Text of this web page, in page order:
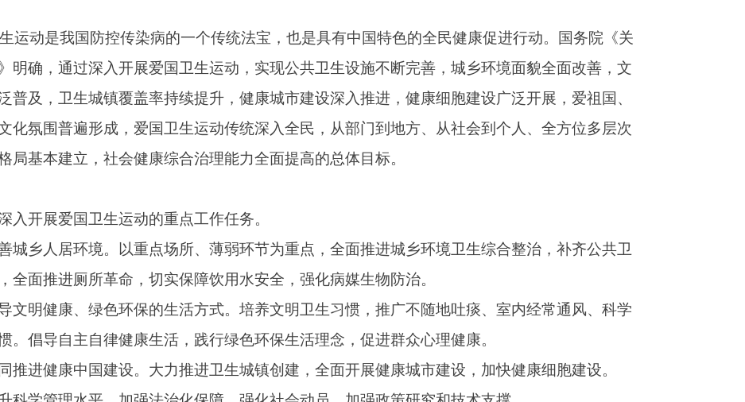
国卫生运动的重点工作任务。
环境。以重点场所、薄弱环节为重点，全面推进城乡环境卫生综合整治，补齐公共卫
厕所革命，切实保障饮用水安全，强化病媒生物 防治 。
中国建设。大力推进卫生城镇创建，全面开展健康城市建设，加快健康细胞建设。
水平。加强法治化保障，强化社会动员，加强政策研究和技术支撑。